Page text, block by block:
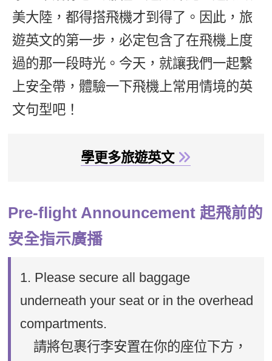
美大陸，都得搭飛機才到得了。因此，旅
遊英文的第一步，必定包含了在飛機上度
過的那一段時光。今天，就讓我們一起繫
上安全帶，體驗一下飛機上常用情境的英
文句型吧！
學更多旅遊英文
Pre-flight Announcement 起飛前的
安全指示廣播
1. Please secure all baggage
underneath your seat or in the overhead
compartments.
請將包裹行李安置在你的座位下方，